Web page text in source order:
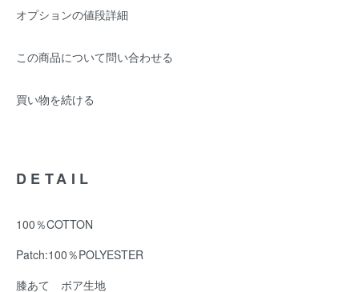
オプションの値段詳細
この商品について問い合わせる
買い物を続ける
DETAIL
100％COTTON
Patch:100％POLYESTER
膝あて ボア生地